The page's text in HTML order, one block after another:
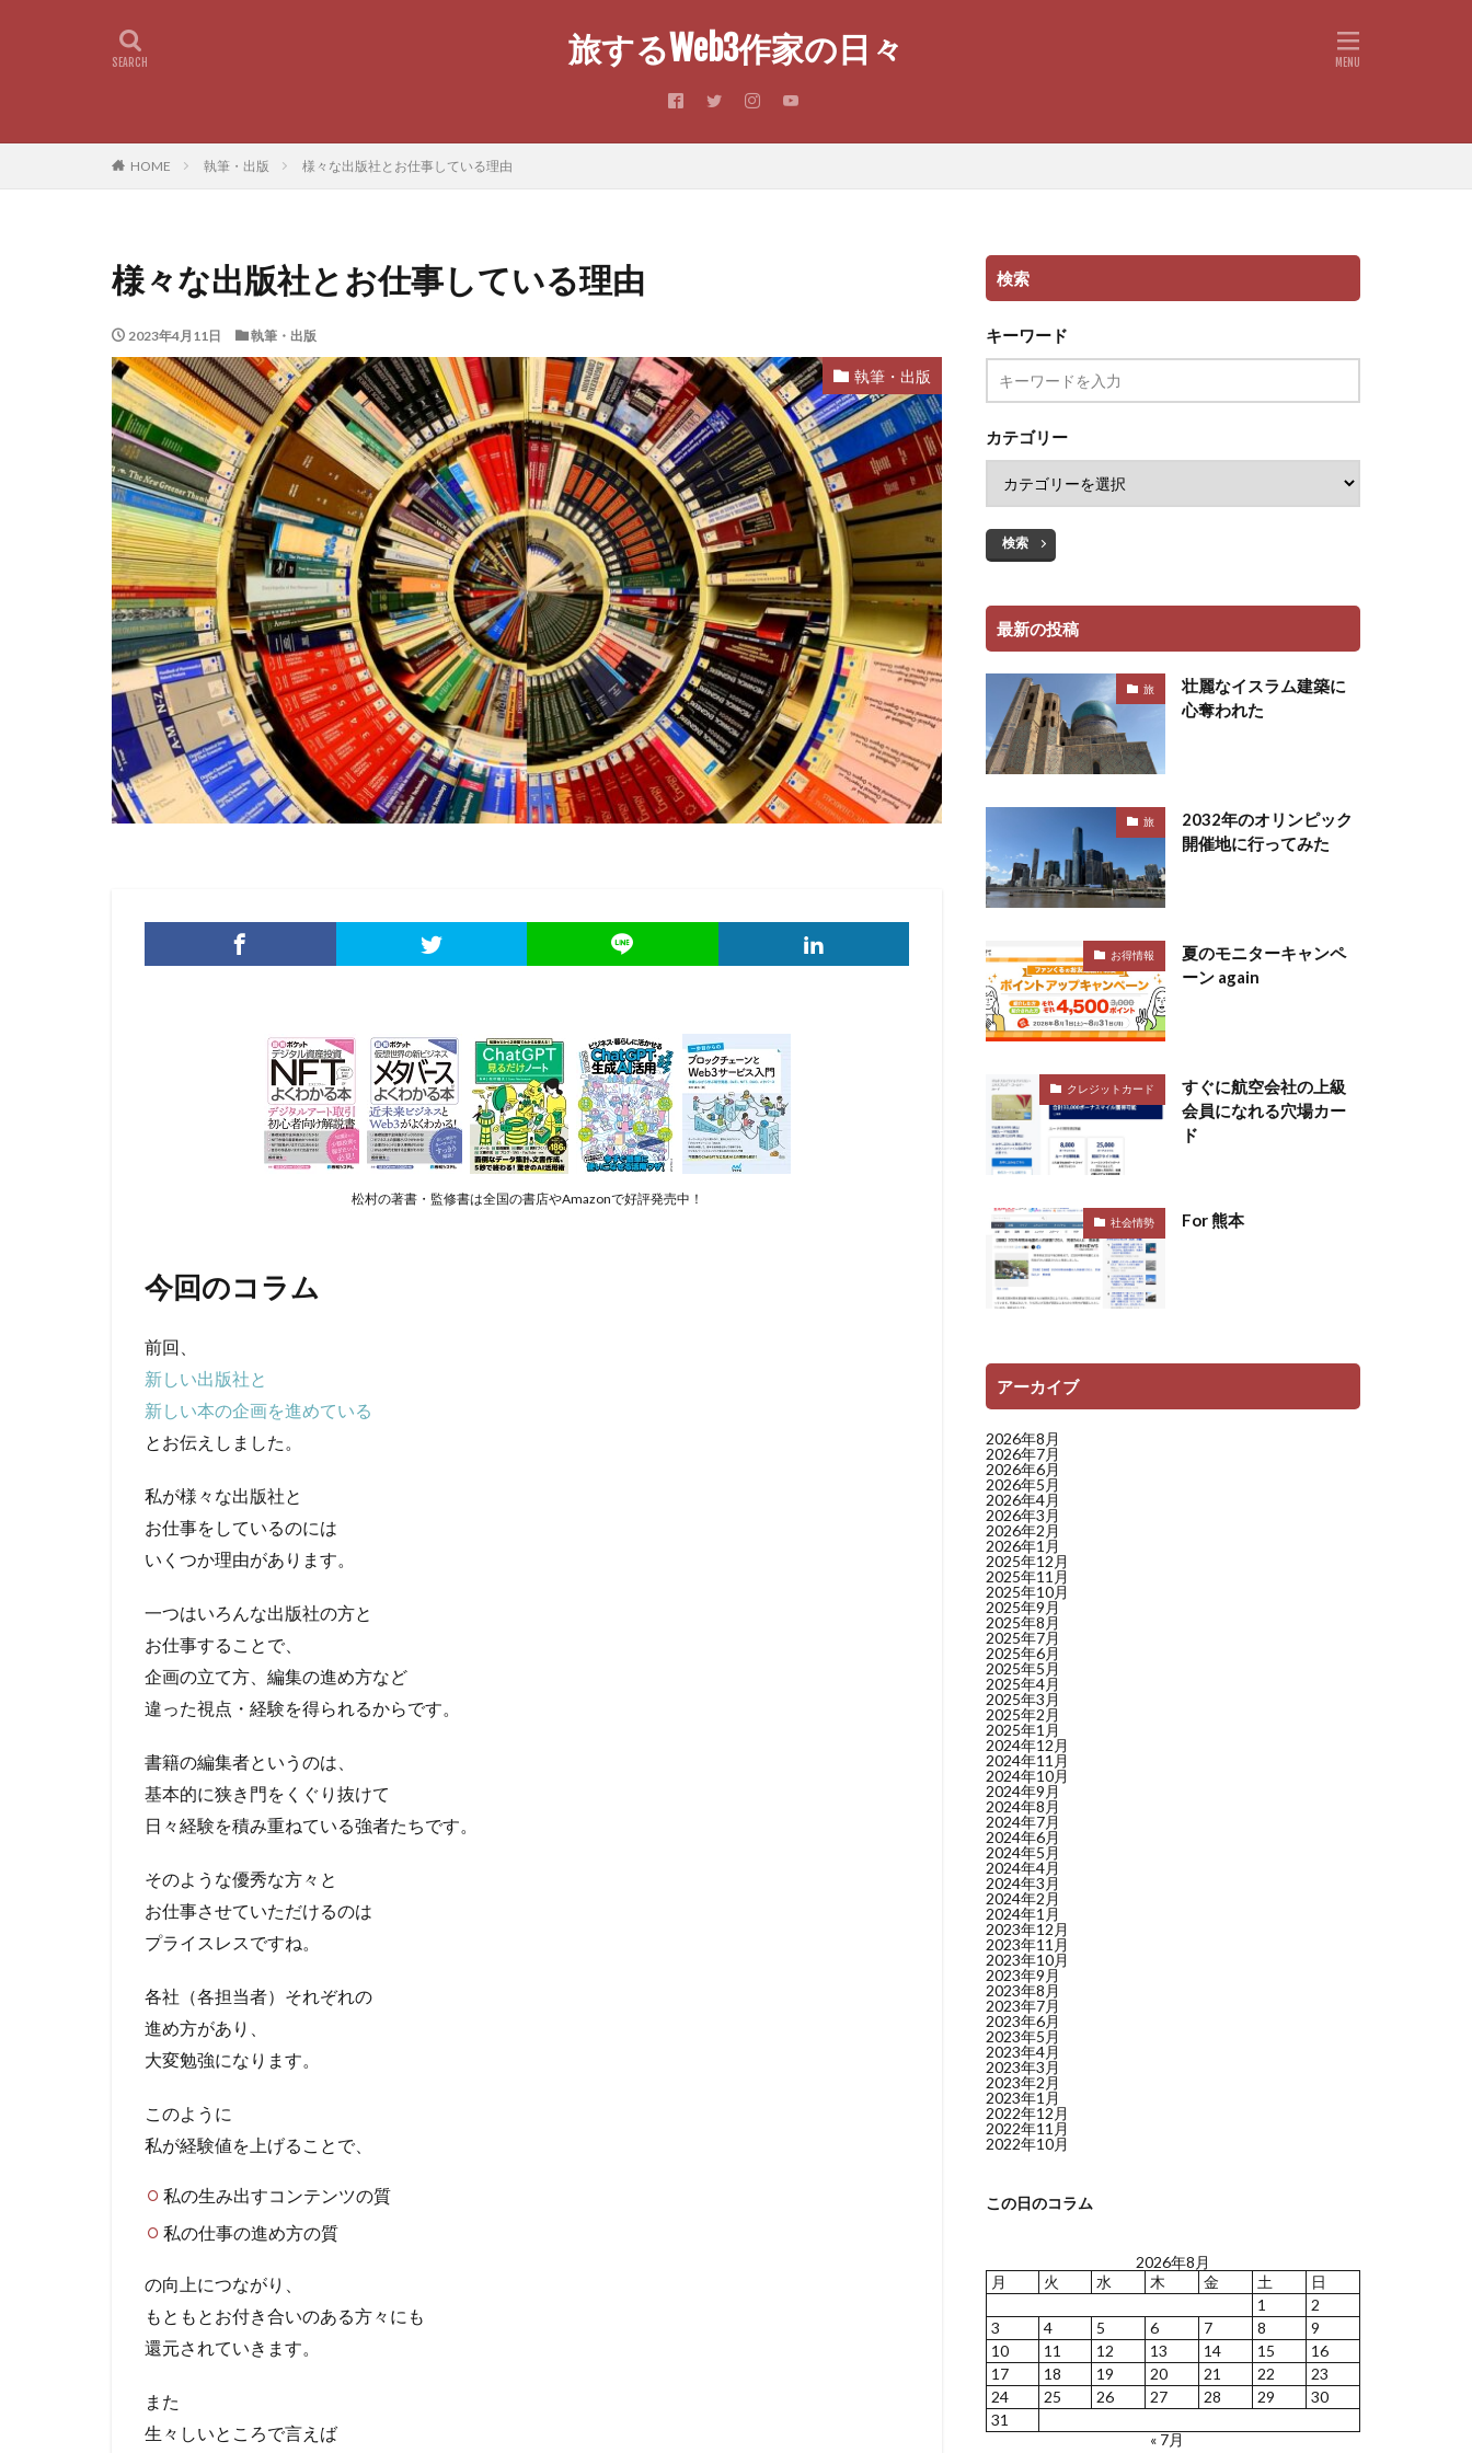
旅するWeb3作家の日々
HOME 執筆・出版 様々な出版社とお仕事している理由
様々な出版社とお仕事している理由
2023年4月11日 執筆・出版
執筆・出版
松村の著書・監修書は全国の書店やAmazonで好評発売中！
今回のコラム
前回、
新しい出版社と
新しい本の企画を進めている
とお伝えしました。
私が様々な出版社と
お仕事をしているのには
いくつか理由があります。
一つはいろんな出版社の方と
お仕事することで、
企画の立て方、編集の進め方など
違った視点・経験を得られるからです。
書籍の編集者というのは、
基本的に狭き門をくぐり抜けて
日々経験を積み重ねている強者たちです。
そのような優秀な方々と
お仕事させていただけるのは
プライスレスですね。
各社（各担当者）それぞれの
進め方があり、
大変勉強になります。
このように
私が経験値を上げることで、
私の生み出すコンテンツの質
私の仕事の進め方の質
の向上につながり、
もともとお付き合いのある方々にも
還元されていきます。
また
生々しいところで言えば
検索
キーワード
カテゴリー
検索
最新の投稿
旅
壮麗なイスラム建築に
心奪われた
旅
2032年のオリンピック
開催地に行ってみた
お得情報
夏のモニターキャンペ
ーン again
クレジットカード
すぐに航空会社の上級
会員になれる穴場カー
ド
社会情勢 For 熊本
アーカイブ
2026年8月
2026年7月
2026年6月
2026年5月
2026年4月
2026年3月
2026年2月
2026年1月
2025年12月
2025年11月
2025年10月
2025年9月
2025年8月
2025年7月
2025年6月
2025年5月
2025年4月
2025年3月
2025年2月
2025年1月
2024年12月
2024年11月
2024年10月
2024年9月
2024年8月
2024年7月
2024年6月
2024年5月
2024年4月
2024年3月
2024年2月
2024年1月
2023年12月
2023年11月
2023年10月
2023年9月
2023年8月
2023年7月
2023年6月
2023年5月
2023年4月
2023年3月
2023年2月
2023年1月
2022年12月
2022年11月
2022年10月
この日のコラム
2026年8月
月
火 水 木 金 土
日
1
2
3
4 5 6 7 8
9
10
11 12 13 14 15
16
17
18 19 20 21 22
23
24
25 26 27 28 29
30
31
« 7月